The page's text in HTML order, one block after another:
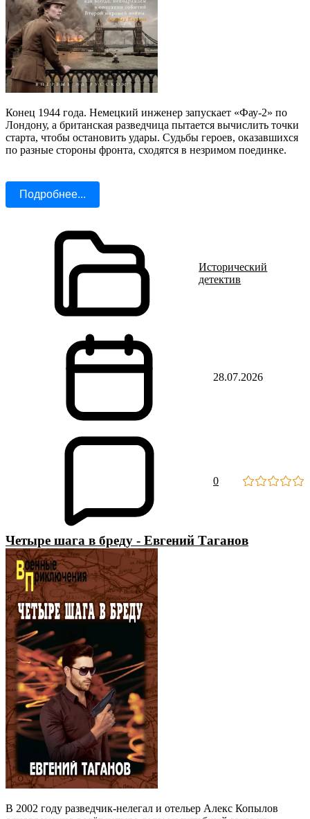
Конец 1944 года. Немецкий инженер запускает «Фау-2» по
Лондону, а британская разведчица пытается вычислить точки
старта, чтобы остановить удары. Судьбы героев, оказавшихся
по разные стороны фронта, сходятся в незримом поединке.
Подробнее...
Исторический
детектив
28.07.2026
0
Четыре шага в бреду - Евгений Таганов
В 2002 году разведчик-нелегал и отельер Алекс Копылов